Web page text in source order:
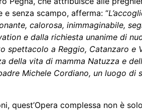
e senza scampo, afferma: “
calorosa, inimmaginabile,
e dalla richiesta unanime di
spettacolo a Reggio, Catanzaro e
della vita di mamma Natuzza e
Michele Cordiano, un luogo di
quest’Opera complessa non è